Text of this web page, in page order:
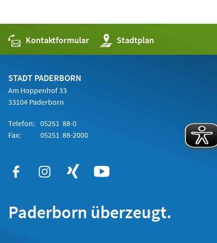
Kontaktformular Stadtplan
(Öffnet
in
einem
STADT PADERBORN
Am Hoppenhof 33
33104 Paderborn
Telefon: 05251 88-0
Fax:
05251 88-2000
Paderborn überzeugt.